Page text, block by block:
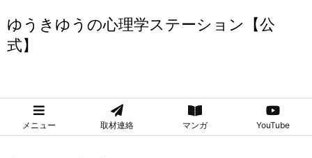
ゆうきゆうの心理学ステーション【公
式】
メニュー 取材連絡 マンガ YouTube